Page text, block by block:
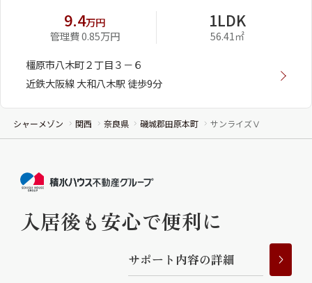
9.4万円
管理費 0.85万円
1LDK
56.41㎡
橿原市八木町２丁目３－６
近鉄大阪線 大和八木駅 徒歩9分
シャーメゾン 関西 奈良県 磯城郡田原本町 サンライズⅤ
入居後も安心で便利に
サポー ト 内容の詳細